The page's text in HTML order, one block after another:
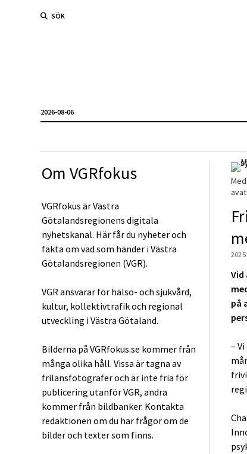
SÖK
2026-08-06
Om VGRfokus
VGRfokus är Västra
Götalandsregionens digitala
nyhetskanal. Här får du nyheter och
fakta om vad som händer i Västra
Götalandsregionen (VGR).
VGR ansvarar för hälso- och sjukvård,
kultur, kollektivtrafik och regional
utveckling i Västra Götaland.
Bilderna på VGRfokus.se kommer från
många olika håll. Vissa är tagna av
frilansfotografer och är inte fria för
publicering utanför VGR, andra
kommer från bildbanker. Kontakta
redaktionen om du har frågor om de
bilder och texter som finns.
Vid
på
–